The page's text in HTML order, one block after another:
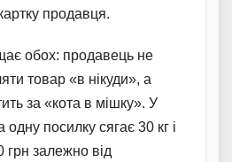
продавця.
обох: продавець не
товар «в нікуди», а
за «кота в мішку». У
одну посилку сягає 30 кг і
грн залежно від